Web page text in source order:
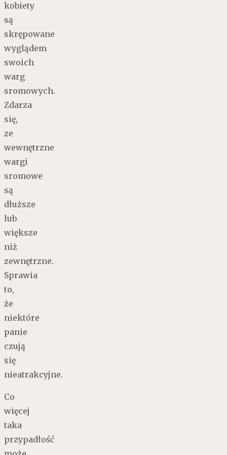
kobiety
są
skrępowane
wyglądem
swoich
warg
sromowych.
Zdarza
się,
ze
wewnętrzne
wargi
sromowe
są
dłuższe
lub
większe
niż
zewnętrzne.
Sprawia
to,
że
niektóre
panie
czują
się
nieatrakcyjne.
Co
więcej
taka
przypadłość